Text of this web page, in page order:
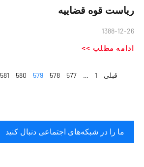
رياست قوه قضاييه
1388-12-26
ادامه مطلب >>
قبلی 1
…
577
578
579
580
581
ما را در شبکه‌های اجتماعی دنبال کنید